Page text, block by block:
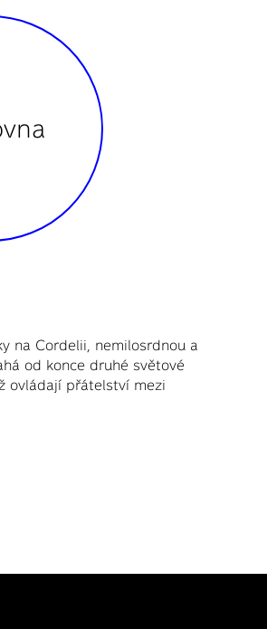
na Cordelii, nemilosrdnou a
od konce druhé světové
ovládají přátelství mezi